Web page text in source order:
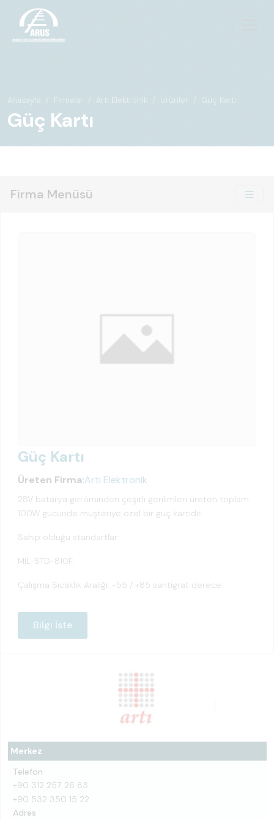
Anasayfa Firmalar Artı Elektronik Ürünler Güç Kartı
Güç Kartı
Firma Menüsü
Merkez
Telefon
+90 312 257 26 83
+90 532 350 15 22
Adres
Güç Kartı
Üreten Firma:Artı Elektronik
28V batarya geriliminden çeşitli gerilimleri üreten toplam
100W gücünde müşteriye özel bir güç kartıdır.
Sahip olduğu standartlar:
MIL-STD-810F:
Çalışma Sıcaklık Aralığı: -55 / +85 santigrat derece
Bilgi İste